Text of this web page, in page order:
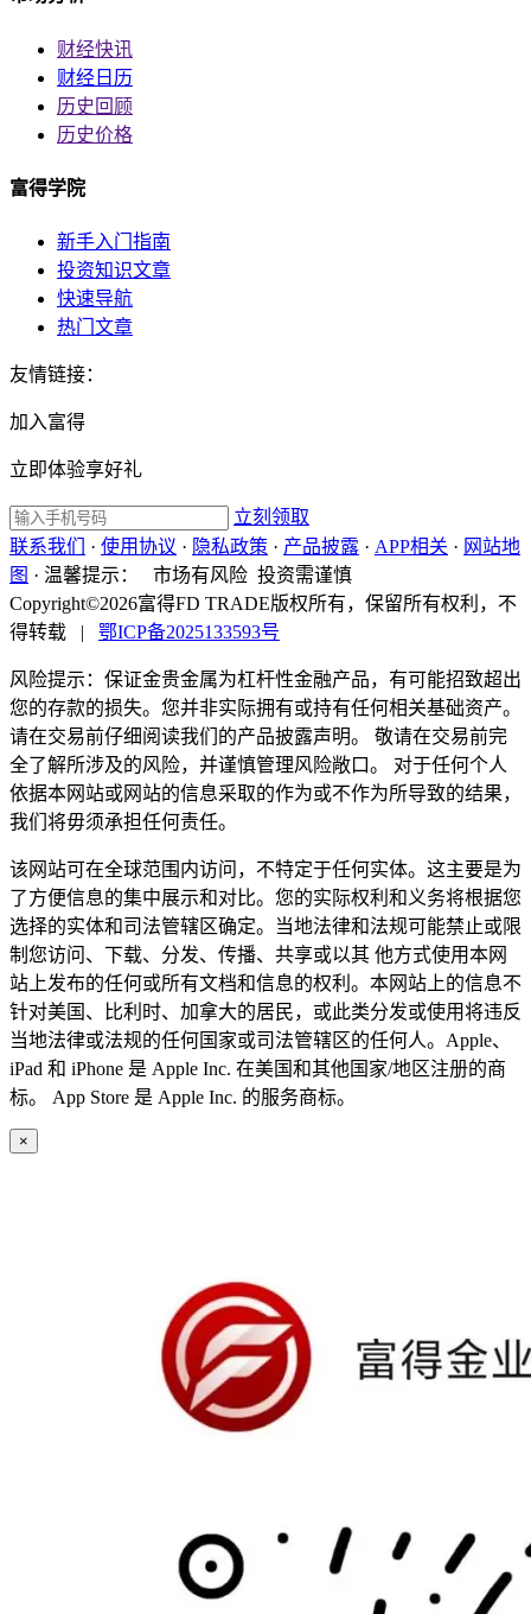
财经快讯
财经日历
历史回顾
历史价格
富得学院
新手入门指南
投资知识文章
快速导航
热门文章
友情链接：
加入富得
立即体验享好礼
立刻领取
联系我们
· 使用协议 · 隐私政策 · 产品披露 · APP相关 · 网站地
图 · 温馨提示：
市场有风险 投资需谨慎
Copyright©2026富得FD TRADE版权所有，保留所有权利，不
得转载
| 鄂ICP备2025133593号
风险提示：保证金贵金属为杠杆性金融产品，有可能招致超出
您的存款的损失。您并非实际拥有或持有任何相关基础资产。
请在交易前仔细阅读我们的产品披露声明。 敬请在交易前完
全了解所涉及的风险，并谨慎管理风险敞口。 对于任何个人
依据本网站或网站的信息采取的作为或不作为所导致的结果，
我们将毋须承担任何责任。
该网站可在全球范围内访问，不特定于任何实体。这主要是为
了方便信息的集中展示和对比。您的实际权利和义务将根据您
选择的实体和司法管辖区确定。当地法律和法规可能禁止或限
制您访问、下载、分发、传播、共享或以其 他方式使用本网
站上发布的任何或所有文档和信息的权利。本网站上的信息不
针对美国、比利时、加拿大的居民，或此类分发或使用将违反
当地法律或法规的任何国家或司法管辖区的任何人。Apple、
iPad 和 iPhone 是 Apple Inc. 在美国和其他国家/地区注册的商
标。 App Store 是 Apple Inc. 的服务商标。
×